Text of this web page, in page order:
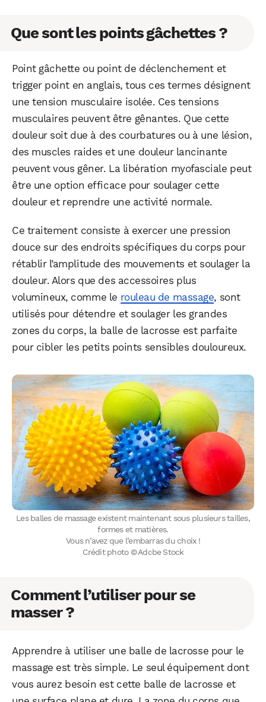
Que sont les points gâchettes ?
Point gâchette ou point de déclenchement et
trigger point en anglais, tous ces termes désignent
une tension musculaire isolée. Ces tensions
musculaires peuvent être gênantes. Que cette
douleur soit due à des courbatures ou à une lésion,
des muscles raides et une douleur lancinante
peuvent vous gêner. La libération myofasciale peut
être une option efficace pour soulager cette
douleur et reprendre une activité normale.
Ce traitement consiste à exercer une pression
douce sur des endroits spécifiques du corps pour
rétablir l’amplitude des mouvements et soulager la
douleur. Alors que des accessoires plus
volumineux, comme le rouleau de massage, sont
utilisés pour détendre et soulager les grandes
zones du corps, la balle de lacrosse est parfaite
pour cibler les petits points sensibles douloureux.
Les balles de massage existent maintenant sous plusieurs tailles,
formes et matières.
Vous n’avez que l’embarras du choix !
Crédit photo © Adobe Stock
Comment l’utiliser pour se
masser ?
Apprendre à utiliser une balle de lacrosse pour le
massage est très simple. Le seul équipement dont
vous aurez besoin est cette balle de lacrosse et